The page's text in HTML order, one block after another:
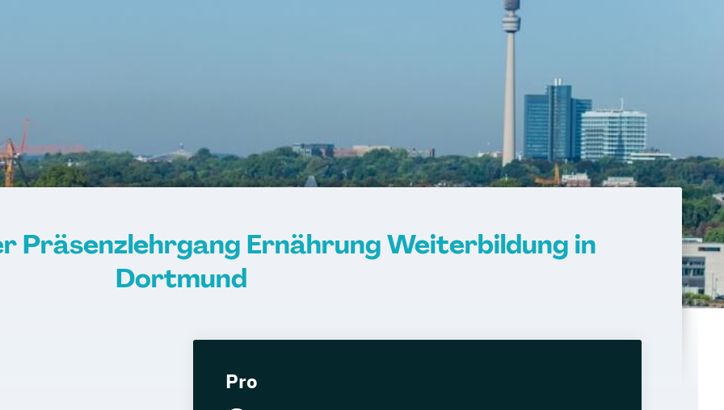
Präsenzlehrgang Ernährung Weiterbildung in
Dortmund
Pro